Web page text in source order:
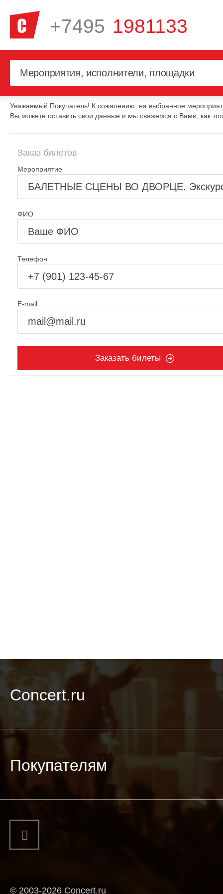
+7495 1981133
Уважаемый Покупатель! К сожалению, на выбранное
Вы можете оставить свои данные и мы свяжемся с Вами, как
Заказ билетов
Мероприятие
ФИО
Телефон
E-mail
Заказать билеты
Concert.ru
Покупателям
© 2003-2026 Concert.ru